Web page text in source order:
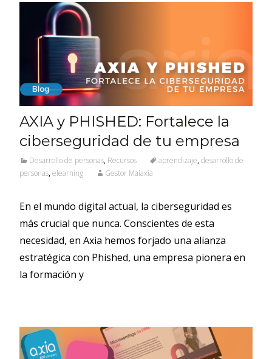
AXIA y PHISHED: Fortalece la
ciberseguridad de tu empresa
Desarrollo de personas, Recursos aprendizaje,desarrollo de
personas,elearning Gestor Maiaxia
En el mundo digital actual, la ciberseguridad es
más crucial que nunca. Conscientes de esta
necesidad, en Axia hemos forjado una alianza
estratégica con Phished, una empresa pionera en
la formación y